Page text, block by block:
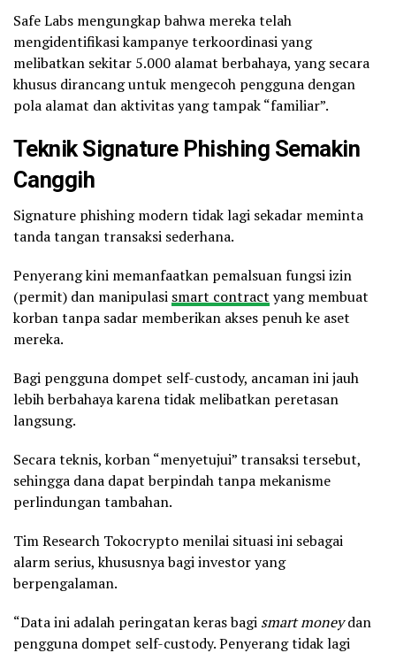
Safe Labs mengungkap bahwa mereka telah
mengidentifikasi kampanye terkoordinasi yang
melibatkan sekitar 5.000 alamat berbahaya, yang secara
khusus dirancang untuk mengecoh pengguna dengan
pola alamat dan aktivitas yang tampak “familiar”.
Teknik Signature Phishing Semakin
Canggih
Signature phishing modern tidak lagi sekadar meminta
tanda tangan transaksi sederhana.
Penyerang kini memanfaatkan pemalsuan fungsi izin
(permit) dan manipulasi smart contract yang membuat
korban tanpa sadar memberikan akses penuh ke aset
mereka.
Bagi pengguna dompet self-custody, ancaman ini jauh
lebih berbahaya karena tidak melibatkan peretasan
langsung.
Secara teknis, korban “menyetujui” transaksi tersebut,
sehingga dana dapat berpindah tanpa mekanisme
perlindungan tambahan.
Tim Research Tokocrypto menilai situasi ini sebagai
alarm serius, khususnya bagi investor yang
berpengalaman.
“Data ini adalah peringatan keras bagi smart moneydan
pengguna dompet self-custody. Penyerang tidak lagi